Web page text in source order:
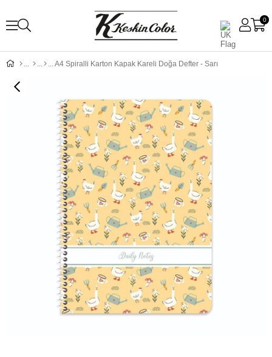
0
A4 Spiralli Karton Kapak Kareli Doğa Defter - Sarı